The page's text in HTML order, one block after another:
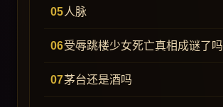
人脉
受辱跳楼少女死亡真相成谜了吗
茅台还是酒吗